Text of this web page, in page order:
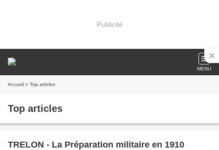
Publicité
MENU
Accueil » Top articles
Top articles
TRELON - La Préparation militaire en 1910